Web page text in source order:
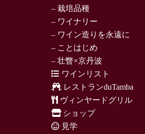
– 栽培品種
– ワイナリー
– ワイン造りを永遠に
– ことはじめ
– 壮瞥×京丹波
ワインリスト
レストランduTamba
ヴィンヤードグリル
ショップ
見学